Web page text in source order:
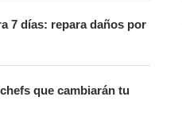
7 días: repara daños por
que cambiarán tu